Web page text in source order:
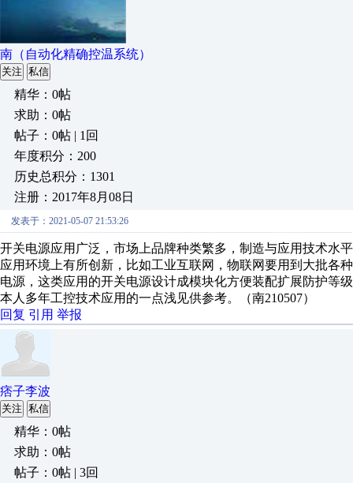
南（自动化精确控温系统）
关注 私信
精华：0帖
求助：0帖
帖子：0帖 | 1回
年度积分：200
历史总积分：1301
注册：2017年8月08日
发表于：2021-05-07 21:53:26
开关电源应用广泛，市场上品牌种类繁多，制造与应用技术水
应用环境上有所创新，比如工业互联网，物联网要用到大批各
电源，这类应用的开关电源设计成模块化方便装配扩展防护等
本人多年工控技术应用的一点浅见供参考。（南210507）
回复 引用 举报
痞子李波
关注 私信
精华：0帖
求助：0帖
帖子：0帖 | 3回